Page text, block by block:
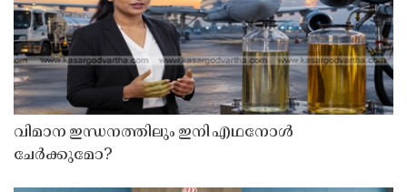
വിമാന ഇന്ധനത്തിലും ഇനി എഥനോൾ
ചേർക്കുമോ?